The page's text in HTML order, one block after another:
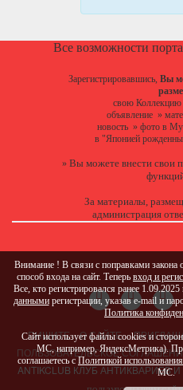
Все возможности
Зарегистрировавшись, Вы
свою Коллекцию
объявление»
новость» фото в
в "Японией
» Вы можете внести свои
За материалы,
администрация
ПИШИТЕ О САЙТЕ
ПОЛЬЗОВАТЕЛЬСКОЕ
ANTIKCLUB КЛУБ АНТИКВАРИЕВ
Внимание ! В связи с поправками закона
способ входа на сайт. Теперь вход и
Все, кто регистрировался ранее
даннымирегистрации, указав e-mail и
Политика
Сайт использует файлы cookies и
МС, например, ЯндексМетрика).
соглашаетесь с Политикой
МС.